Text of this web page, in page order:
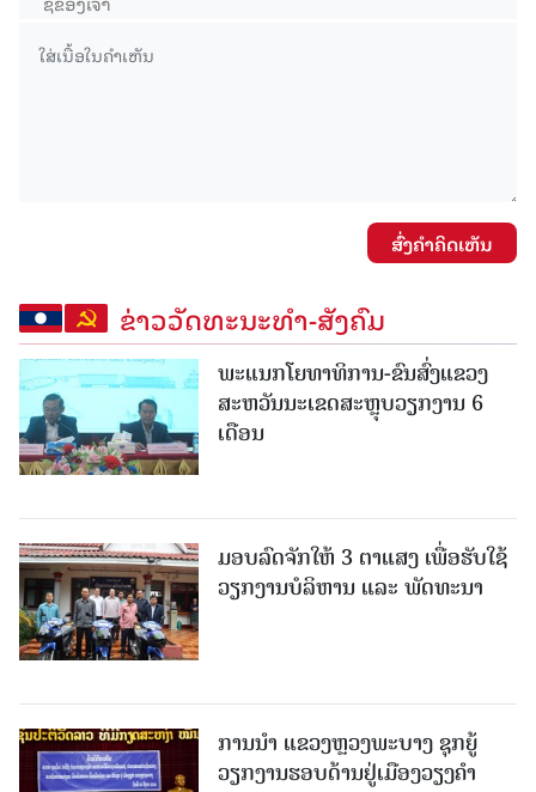
ສົ່ງຄໍາຄິດເຫັນ
ຂ່າວວັດທະນະທຳ-ສັງຄົມ
ພະແນກໂຍທາທິການ-ຂົນສົ່ງແຂວງ
ສະຫວັນນະເຂດສະຫຼຸບວຽກງານ 6
ເດືອນ
ມອບລົດຈັກໃຫ້ 3 ຕາແສງ ເພື່ອຮັບໃຊ້
ວຽກງານບໍລິຫານ ແລະ ພັດທະນາ
ການນຳ ແຂວງຫຼວງພະບາງ ຊຸກຍູ້
ວຽກງານຮອບດ້ານຢູ່ເມືອງວຽງຄໍາ